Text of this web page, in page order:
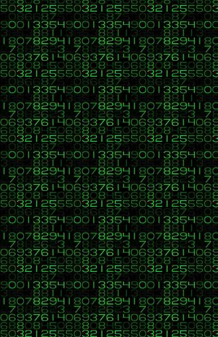
Mensajes: 30
SMFPersonal
</head>
<body>
<?php $frase = "Didáctica y divulgación
</body>
</html>
¡Saludos!
Elanti
Sin experiencia
Mensajes: 30
Re:Ejercicio PHP CU00821B
«Respuesta #4 en:18 de Agosto 2015, 05:11 »
No, con esa declaración es aún peor,
He estado buscando en internet la
Lo curioso es que el problema se me
SamML
Sin experiencia
Mensajes: 18
Re:Ejercicio PHP CU00821B
« Respuesta #5 en: 18 de Agosto 2015, 11:57 »
Compañero, no es un problema de
Y como te digo un caracter especial
No obstante el código que te puse
Como te dije un caracter con tilde
cadena = "ó"
Y quiero mostrarla por el metodo
Si entiendes los metodos de